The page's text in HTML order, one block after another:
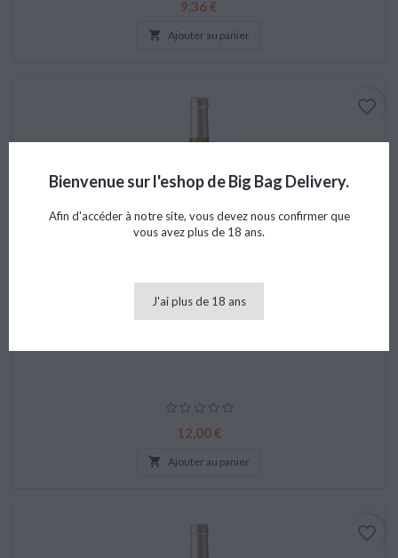
Prix
9,36 €
 Ajouter au panier
Prix
12,00 €
 Ajouter au panier
favorite_border
favorite_border
Bienvenue sur l'eshop de Big Bag Delivery.
Afin d'accéder à notre site, vous devez nous confirmer que
vous avez plus de 18 ans.
J'ai plus de 18 ans